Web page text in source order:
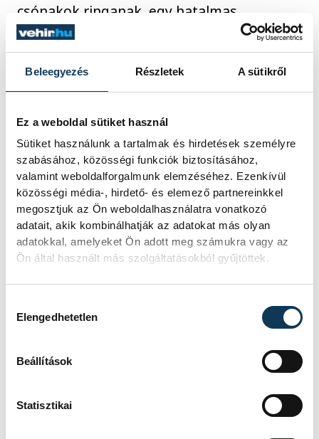
Beleegyezés Részletek A sütikről
Ez a weboldal sütiket használ
Sütiket használunk a tartalmak és hirdetések személyre
szabásához, közösségi funkciók biztosításához,
valamint weboldalforgalmunk elemzéséhez. Ezenkívül
közösségi média-, hirdető- és elemező partnereinkkel
megosztjuk az Ön weboldalhasználatra vonatkozó
adatait, akik kombinálhatják az adatokat más olyan
adatokkal, amelyeket Ön adott meg számukra vagy az
Ön által használt más szolgáltatásokból gyűjtöttek.
Elengedhetetlen
Beállítások
Statisztikai
csónakok ringanak, egy hatalmas
gőzmozdonyból füst pöfög, és persze
étkezőkocsik is vannak rajta minden
finomsággal, mindezt pedig még megfejeli
a fákat lepő műhó. Egy egész nap sem
lenne elég arra, hogy mindent
végignézzünk és kipróbáljunk, a különböző
színházi előadásokról nem is beszélve, és a
pénztárcánk sem bírná a dőzsölést, de
azért a Démon nevű hullámvasutat nem
hagyjuk ki. Kétszer is átfordulunk fejjel
lefelé, és megszámlálhatatlanul sok képet
készítünk a sötétedés után fényárban úszó
látványosságokról, aztán fájó szívvel, de
búcsút veszünk a parktól, szent ígéretet
téve, hogy egyszer még visszatérünk ide.